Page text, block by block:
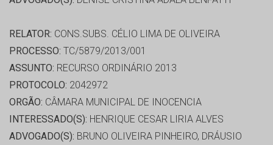
RELATOR: CONS.SUBS. CÉLIO LIMA DE OLIVEIRA
PROCESSO: TC/5879/2013/001
ASSUNTO: RECURSO ORDINÁRIO 2013
PROTOCOLO: 2042972
ORGÃO: CÂMARA MUNICIPAL DE INOCENCIA
INTERESSADO(S): HENRIQUE CESAR LIRIA ALVES
ADVOGADO(S): BRUNO OLIVEIRA PINHEIRO, DRÁUSIO